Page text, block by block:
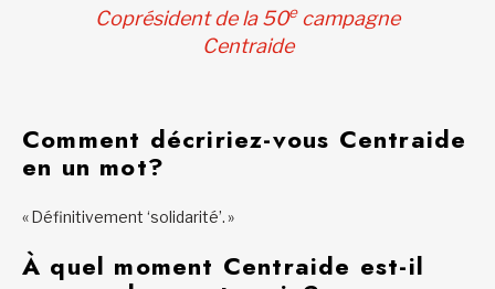
Coprésident de la 50ecampagne
Centraide
Comment décririez-vous Centraide
en un mot?
« Définitivement ‘solidarité’. »
À quel moment Centraide est-il